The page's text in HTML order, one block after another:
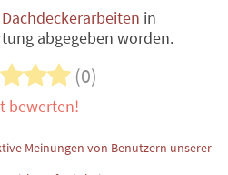
in
abgegeben worden.
(0)
bewerten!
Meinungen von Benutzern unserer